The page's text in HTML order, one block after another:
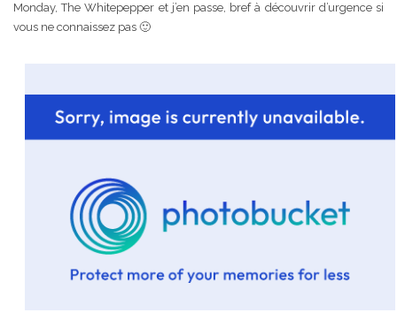
Monday, The Whitepepper et j’en passe, bref à découvrir d’urgence si
vous ne connaissez pas 🙂